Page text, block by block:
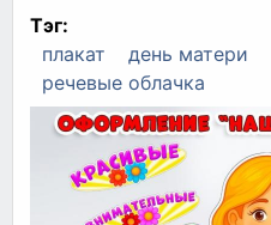
Тэг:
плакат
день матери
речевые облачка